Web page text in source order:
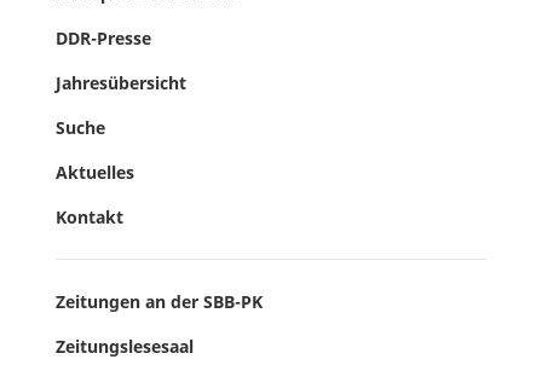
DDR-Presse
Jahresübersicht
Suche
Aktuelles
Kontakt
Zeitungen an der SBB-PK
Zeitungslesesaal